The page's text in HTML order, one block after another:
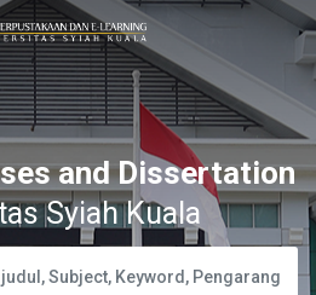
and Dissertation
Syiah Kuala